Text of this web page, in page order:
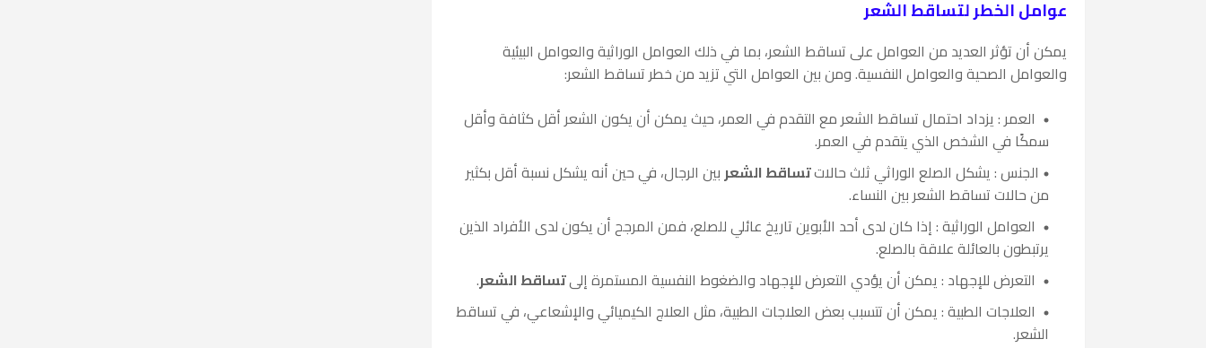
عوامل الخطر لتساقط الشعر
يمكن أن تؤثر العديد من العوامل على تساقط الشعر، بما في ذلك العوامل الوراثية والعوامل البيئية
والعوامل الصحية والعوامل النفسية. ومن بين العوامل التي تزيد من خطر تساقط الشعر:
العمر : يزداد احتمال تساقط الشعر مع التقدم في العمر، حيث يمكن أن يكون الشعر أقل كثافة وأقل
سمكًا في الشخص الذي يتقدم في العمر.
الجنس : يشكل الصلع الوراثي ثلث حالاتتساقط الشعر بين الرجال، في حين أنه يشكل نسبة أقل بكثير
من حالات تساقط الشعر بين النساء.
العوامل الوراثية : إذا كان لدى أحد الأبوين تاريخ عائلي للصلع، فمن المرجح أن يكون لدى الأفراد الذين
يرتبطون بالعائلة علاقة بالصلع.
التعرض للإجهاد : يمكن أن يؤدي التعرض للإجهاد والضغوط النفسية المستمرة إلىتساقط الشعر.
العلاجات الطبية : يمكن أن تتسبب بعض العلاجات الطبية، مثل العلاج الكيميائي والإشعاعي، في تساقط
الشعر.